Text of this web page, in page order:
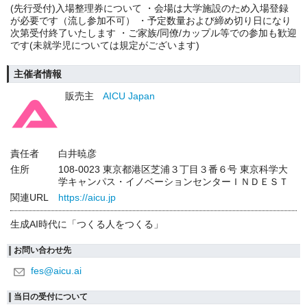
(先行受付)入場整理券について ・会場は大学施設のため入場登録
が必要です（流し参加不可） ・予定数量および締め切り日になり
次第受付終了いたします ・ご家族/同僚/カップル等での参加も歓迎
です(未就学児については規定がございます)
主催者情報
販売主
AICU Japan
責任者
白井暁彦
住所
108-0023 東京都港区芝浦３丁目３番６号 東京科学大
学キャンパス・イノベーションセンターＩＮＤＥＳＴ
関連URL
https://aicu.jp
生成AI時代に「つくる人をつくる」
お問い合わせ先
fes@aicu.ai
当日の受付について